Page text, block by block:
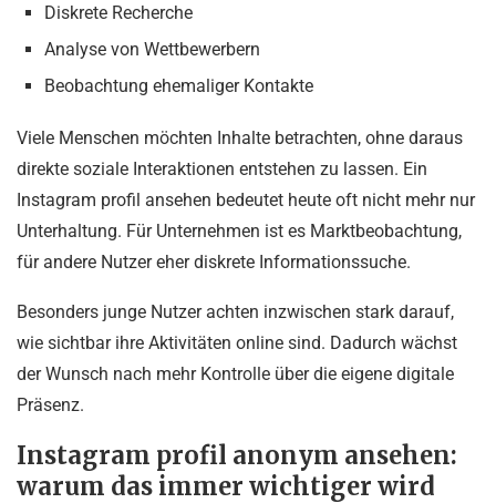
Diskrete Recherche
Analyse von Wettbewerbern
Beobachtung ehemaliger Kontakte
Viele Menschen möchten Inhalte betrachten, ohne daraus
direkte soziale Interaktionen entstehen zu lassen. Ein
Instagram profil ansehen bedeutet heute oft nicht mehr nur
Unterhaltung. Für Unternehmen ist es Marktbeobachtung,
für andere Nutzer eher diskrete Informationssuche.
Besonders junge Nutzer achten inzwischen stark darauf,
wie sichtbar ihre Aktivitäten online sind. Dadurch wächst
der Wunsch nach mehr Kontrolle über die eigene digitale
Präsenz.
Instagram profil anonym ansehen:
warum das immer wichtiger wird